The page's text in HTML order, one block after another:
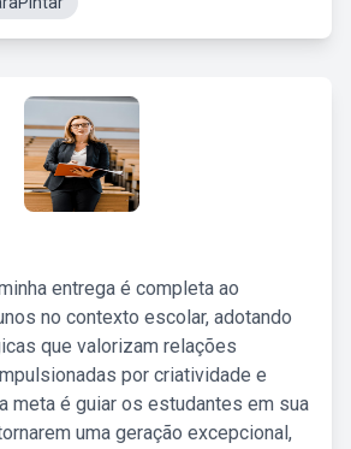
entrega é completa ao
no contexto escolar, adotando
que valorizam relações
por criatividade e
meta é guiar os estudantes em sua
uma geração excepcional,